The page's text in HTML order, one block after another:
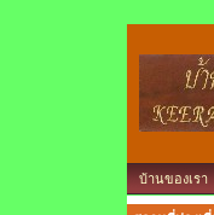
บ้านของเรา